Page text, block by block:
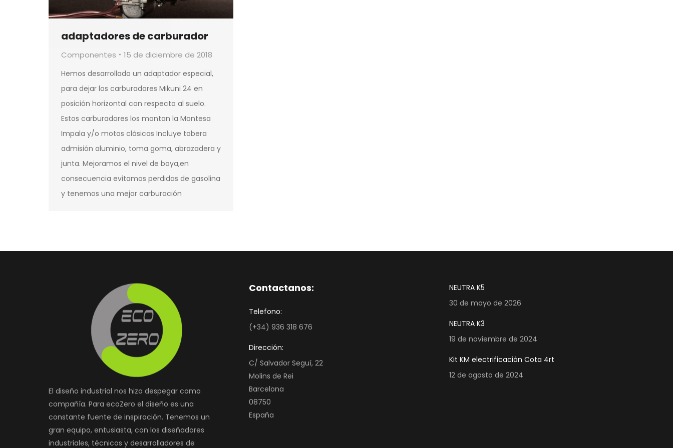
adaptadores de carburador
Componentes 15 de diciembre de 2018
Hemos desarrollado un adaptador especial,
para dejar los carburadores Mikuni 24 en
posición horizontal con respecto al suelo.
Estos carburadores los montan la Montesa
Impala y/o motos clásicas Incluye tobera
admisión aluminio, toma goma, abrazadera y
junta. Mejoramos el nivel de boya,en
consecuencia evitamos perdidas de gasolina
y tenemos una mejor carburación
El diseño industrial nos hizo despegar como
compañía. Para ecoZero el diseño es una
constante fuente de inspiración. Tenemos un
gran equipo, entusiasta, con los diseñadores
industriales, técnicos y desarrolladores de
Contactanos:
Telefono:
(+34) 936 318 676
Dirección:
C/ Salvador Seguí, 22
Molins de Rei
Barcelona
08750
España
NEUTRA K5
30 de mayo de 2026
NEUTRA K3
19 de noviembre de 2024
Kit KM electrificación Cota 4rt
12 de agosto de 2024